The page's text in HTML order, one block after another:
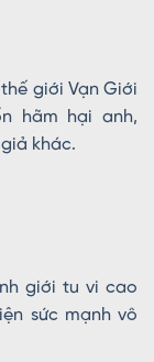
giới Vạn Giới
hãm hại anh,
khác.
giới tu vi cao
sức mạnh vô